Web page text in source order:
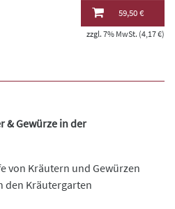
59,50 €
zzgl. 7% MwSt. (4,17 €)
& Gewürze in der
von Kräutern und Gewürzen
den Kräutergarten